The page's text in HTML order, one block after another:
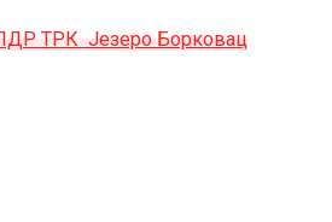
ТРК Језеро Борковац